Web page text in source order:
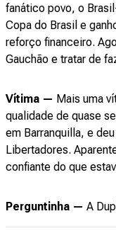
fanático povo, o
Copa do Brasil e
reforço financeiro.
Gauchão e tratar de
Vítima — Mais uma
qualidade de quase
em Barranquilla, e
Libertadores.
confiante do que
Perguntinha — A